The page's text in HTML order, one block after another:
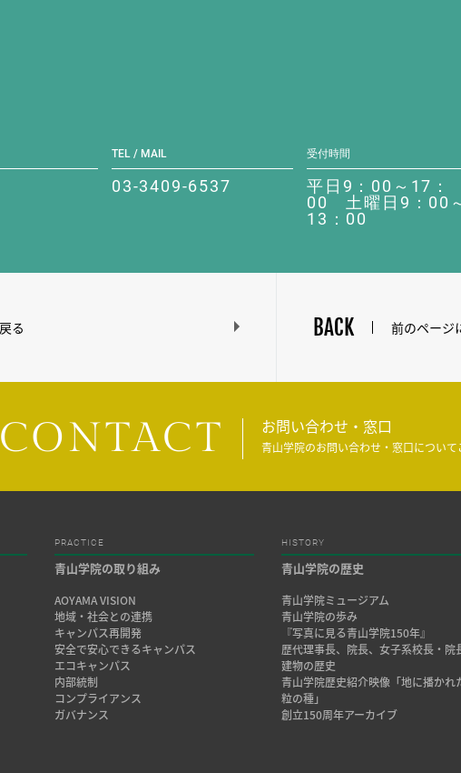
TEL / MAIL
03-3409-6537
受付時間
平日9：00～17：
00 土曜日9：00
13：00
る BACK 前のページ
CONTACT お問い合わせ・窓口
青山学院のお問い合わせ・窓口について
PRACTICE
青山学院の取り組み
AOYAMA VISION
地域・社会との連携
キャンパス再開発
安全で安心できるキャンパス
エコキャンパス
内部統制
コンプライアンス
ガバナンス
HISTORY
青山学院の歴史
青山学院ミュージアム
青山学院の歩み
『写真に見る青山学院150年』
歴代理事長、院長、女子系校長・院
建物の歴史
青山学院歴史紹介映像「地に播かれ
粒の種」
創立150周年アーカイブ